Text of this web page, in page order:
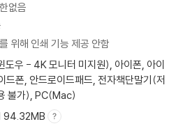
양한 기능 익히기
서 익히기 / 종이 질감 파일 추가하기
가해서 아날로그 느낌 표현하기
없음
위해 인쇄 기능 제공 안함
도우 - 4K 모니터 미지원), 아이폰, 아이
드폰, 안드로이드패드, 전자책단말기(저
불가), PC(Mac)
94.32MB